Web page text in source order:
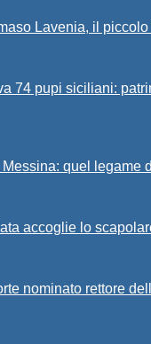
Lavenia, il
74 pupi siciliani:
quel legame
accoglie lo
nominato rettore